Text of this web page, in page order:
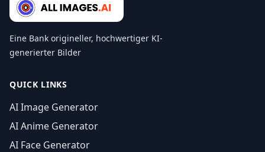
Eine Bank origineller, hochwertiger KI-
generierter Bilder
QUICK LINKS
AI Image Generator
AI Anime Generator
AI Face Generator